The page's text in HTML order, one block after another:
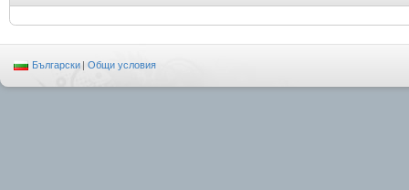
Български | Общи условия